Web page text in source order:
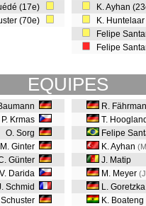
(17e)
(70e)
K. Ayhan
K.
Felipe
Felipe
EQUIPES
P. Krmas
O. Sorg
M. Ginter
Günter
V. Darida
Schmid
R.
T.
Felipe
K. Ayhan
J. Matip
M. Meyer
L. Goretzka
K. Boateng